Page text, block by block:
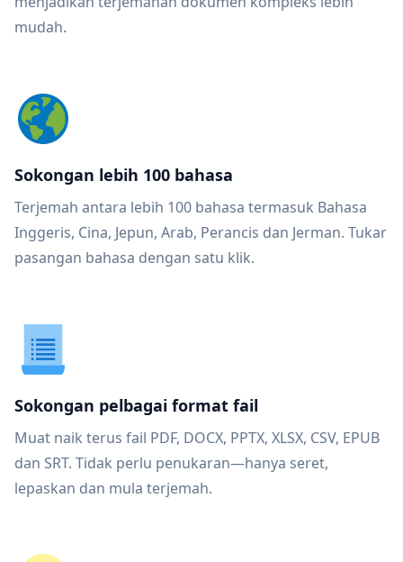
mudah.
Sokongan lebih 100 bahasa
Terjemah antara lebih 100 bahasa termasuk Bahasa
Inggeris, Cina, Jepun, Arab, Perancis dan Jerman. Tukar
pasangan bahasa dengan satu klik.
Sokongan pelbagai format fail
Muat naik terus fail PDF, DOCX, PPTX, XLSX, CSV, EPUB
dan SRT. Tidak perlu penukaran—hanya seret,
lepaskan dan mula terjemah.